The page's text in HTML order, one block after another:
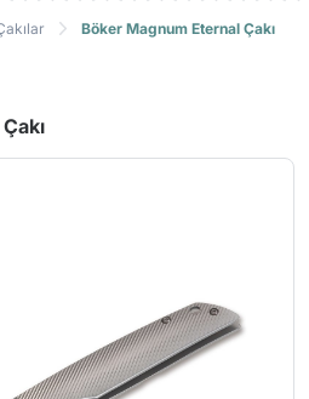
Böker Magnum Eternal Çakı